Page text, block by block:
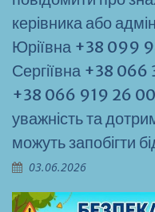
керівника або
Юріївна +38 099
Сергіївна +38 066
+38 066 919 26
уважність та
можуть запобігти
03.06.2026